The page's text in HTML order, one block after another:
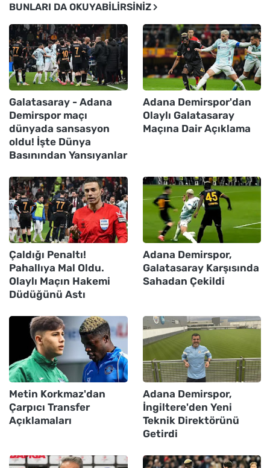
BUNLARI DA OKUYABILIRSINIZ
Galatasaray - Adana
Demirspor maçı
dünyada sansasyon
oldu! İşte Dünya
Basınından Yansıyanlar
Adana Demirspor'dan
Olaylı Galatasaray
Maçına Dair Açıklama
Çaldığı Penaltı!
Pahallıya Mal Oldu.
Olaylı Maçın Hakemi
Düdüğünü Astı
Adana Demirspor,
Galatasaray Karşısında
Sahadan Çekildi
Metin Korkmaz'dan
Çarpıcı Transfer
Açıklamaları
Adana Demirspor,
İngiltere'den Yeni
Teknik Direktörünü
Getirdi